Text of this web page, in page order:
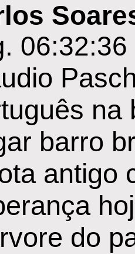
06:32:36
na
barro
antigo
do